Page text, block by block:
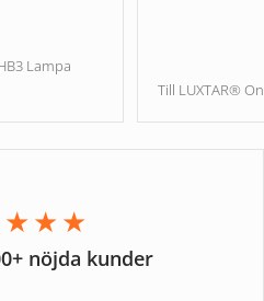
Lampa
Till LUXTAR®
nöjda kunder